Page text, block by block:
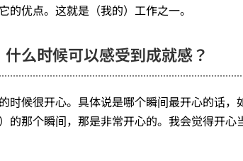
的优点。这就是（我的）工作之一。
么时候可以感受到成就感？
时候很开心。具体说是哪个瞬间最开心的话
的那个瞬间，那是非常开心的。我会觉得开